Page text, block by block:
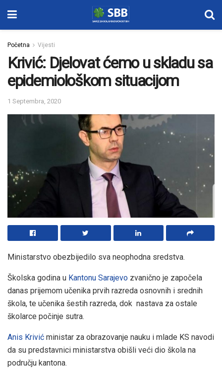
Početna Vijesti
Krivić: Djelovat ćemo u skladu sa
epidemiološkom situacijom
1 Septembra, 2020
Ministarstvo obezbijedilo sva neophodna sredstva.
Školska godina u Kantonu Sarajevo zvanično je započela
danas prijemom učenika prvih razreda osnovnih i srednih
škola, te učenika šestih razreda, dok nastava za ostale
školarce počinje sutra.
Anis Krivić ministar za obrazovanje nauku i mlade KS navodi
da su predstavnici ministarstva obišli veći dio škola na
području kantona.